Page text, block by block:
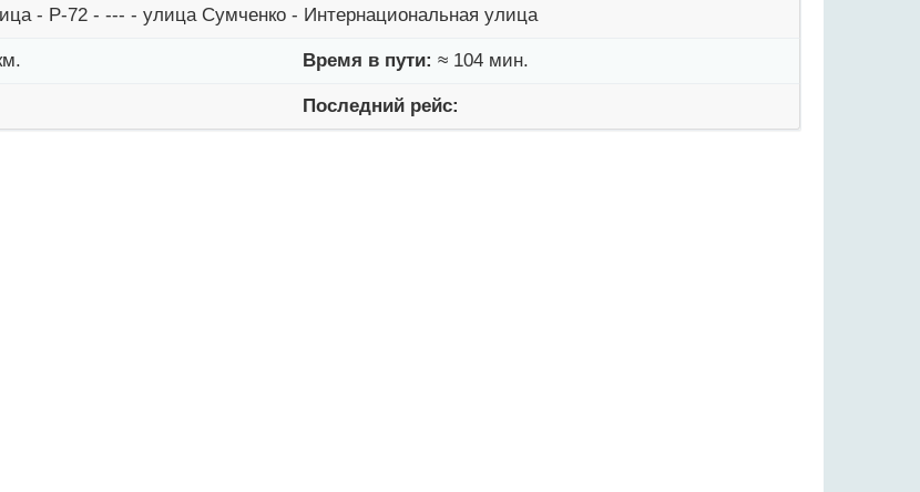
- Р-72 - --- - улица Сумченко - Интернациональная улица
Время в пути: ≈ 104 мин.
Последний рейс: